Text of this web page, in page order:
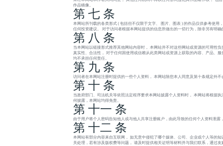
作品镜像。
第 七 条
本网站所刊载的各类形式 ( 包括但不仅限于文字、 图片、图表 ) 的作品仅供参考使
任何投资建议。 对于访问者根据本网站提供的信息所做出的一切行为，除非另有明
第 八 条
当本网站以链接形式推荐其他网站内容时， 本网站并不对这些网站或资源的可用性
真实性、合法性， 对于任何因使用或信赖从此类网站或资源上获取的内容、产品、
均不承担任何责任。
第 九 条
访问者在本网站注册时提供的一些个人资料， 本网站除您本人同意及第十条规定外
第 十 条
当政府部门、司法机关等依照法定程序要求本网站披露个人资料时， 本网站将根据
何披露，本网站均得免责。
第 十一 条
由于用户将个人密码告知他人或与他人共享注册账户，由此导致的任何个人资料泄露
第 十二 条
本网站有部分内容来自互联网， 如无意中侵犯了哪个媒体、公司、企业或个人等的
关处理，若有涉及版权费等问题， 请及时提供相关证明等材料并与我们联系，通过